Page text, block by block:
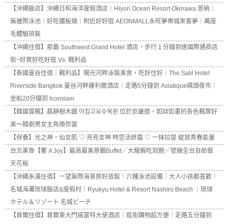
【沖繩飯店】沖繩日和海洋度假酒店｜Hiyori Ocean Resort Okinawa 恩納｜
無邊際泳池｜好吃鐵板燒｜附近好好逛 AEONMALL永旺夢樂城來客夢｜萬座
毛體驗琉裝
【沖繩住宿】那霸 Southwest Grand Hotel 酒店，步行１分鐘到達國際通商店
街~好買好吃好逛 Vs. 戰利品
【泰國曼谷住宿｜戰利品】陽光河畔泳裝美食，吃好住好｜The Salil Hotel
Riverside Bangkok 曼谷河畔薩利爾酒店｜走路5分鐘到 Asiatique碼頭夜市｜
坐船20分鐘到 Iconsiam
【韓國賞楓】晨靜樹木園 아침고요수목원 位於京畿道，如詩如畫的各色楓葉好
美～韓劇男女主角換你當
【保養】光之神，仙女肌 ♡ 亮亮女神 時空活妍霜 ♡ 一抹拉提 綻放青春能量
台北美食【饗 A Joy】最高最美景觀Buffet／大龍蝦吃到飽／號稱全台自助餐
天花板
【沖繩糸滿住宿】一望無際海景房好放鬆｜六種泳池設備｜大人小孩都喜歡｜
名城海灘琉球飯店&度假村｜Ryukyu Hotel & Resort Nashiro Beach ｜琉球
ホテル＆リゾート 名城ビーチ
【首爾住宿】首爾東大門諾富特大使酒店｜逛街購物超方便｜走路五分鐘到